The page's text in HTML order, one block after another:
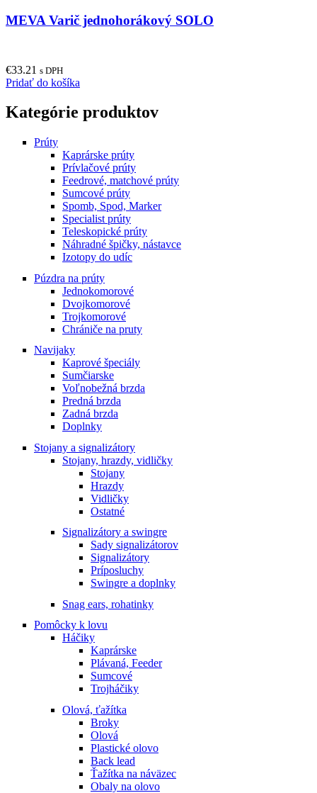
MEVA Varič jednohorákový SOLO
€33.21 s DPH
Pridať do košíka
Kategórie produktov
Prúty
Kaprárske prúty
Prívlačové prúty
Feedrové, matchové prúty
Sumcové prúty
Spomb, Spod, Marker
Specialist prúty
Teleskopické prúty
Náhradné špičky, nástavce
Izotopy do udíc
Púzdra na prúty
Jednokomorové
Dvojkomorové
Trojkomorové
Chrániče na pruty
Navijaky
Kaprové špeciály
Sumčiarske
Voľnobežná brzda
Predná brzda
Zadná brzda
Doplnky
Stojany a signalizátory
Stojany, hrazdy, vidličky
Stojany
Hrazdy
Vidličky
Ostatné
Signalizátory a swingre
Sady signalizátorov
Signalizátory
Príposluchy
Swingre a doplnky
Snag ears, rohatinky
Pomôcky k lovu
Háčiky
Kaprárske
Plávaná, Feeder
Sumcové
Trojháčiky
Olová, ťažítka
Broky
Olová
Plastické olovo
Back lead
Ťažítka na náväzec
Obaly na olovo